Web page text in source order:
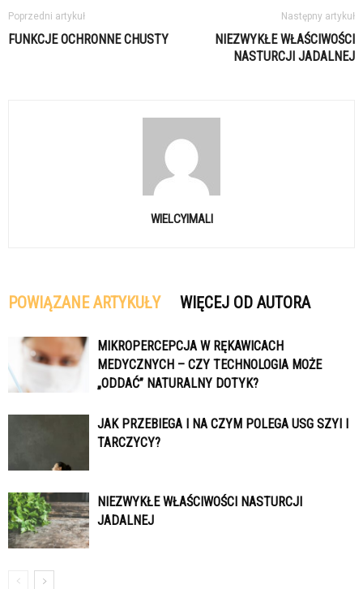
Poprzedni artykuł
FUNKCJE OCHRONNE CHUSTY
Następny artykuł
NIEZWYKŁE WŁAŚCIWOŚCI
NASTURCJI JADALNEJ
WIELCYIMALI
POWIĄZANE ARTYKUŁY WIĘCEJ OD AUTORA
MIKROPERCEPCJA W RĘKAWICACH
MEDYCZNYCH – CZY TECHNOLOGIA MOŻE
„ODDAĆ” NATURALNY DOTYK?
JAK PRZEBIEGA I NA CZYM POLEGA USG SZYI I
TARCZYCY?
NIEZWYKŁE WŁAŚCIWOŚCI NASTURCJI
JADALNEJ